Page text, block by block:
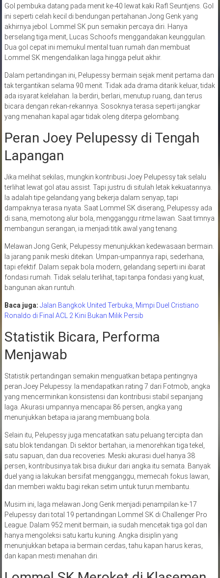
Gol pembuka datang pada menit ke-40 lewat kaki Rafl Seuntjens. Gol
ini seperti celah kecil di bendungan pertahanan Jong Genk yang
akhirnya jebol. Lommel SK pun semakin percaya diri. Hanya
berselang tiga menit, Lucas Schoofs menggandakan keunggulan.
Dua gol cepat ini memukul mental tuan rumah dan membuat
Lommel SK mengendalikan laga hingga peluit akhir.
Dalam pertandingan ini, Pelupessy bermain sejak menit pertama dan
tak tergantikan selama 90 menit. Tidak ada drama ditarik keluar, tidak
ada isyarat kelelahan. Ia berdiri, berlari, menutup ruang, dan terus
bicara dengan rekan-rekannya. Sosoknya terasa seperti jangkar
yang menahan kapal agar tidak oleng diterpa gelombang.
Peran Joey Pelupessy di Tengah
Lapangan
Jika melihat sekilas, mungkin kontribusi Joey Pelupessy tak selalu
terlihat lewat gol atau assist. Tapi justru di situlah letak kekuatannya.
Ia adalah tipe gelandang yang bekerja dalam senyap, tapi
dampaknya terasa nyata. Saat Lommel SK diserang, Pelupessy ada
di sana, memotong alur bola, mengganggu ritme lawan. Saat timnya
membangun serangan, ia menjadi titik awal yang tenang.
Melawan Jong Genk, Pelupessy menunjukkan kedewasaan bermain.
Ia jarang panik meski ditekan. Umpan-umpannya rapi, sederhana,
tapi efektif. Dalam sepak bola modern, gelandang seperti ini ibarat
fondasi rumah. Tidak selalu terlihat, tapi tanpa fondasi yang kuat,
bangunan akan runtuh.
Baca juga: Jalan Bangkok United Terbuka, Mimpi Duel Cristiano
Ronaldo di Final ACL 2 Kini Bukan Milik Persib
Statistik Bicara, Performa
Menjawab
Statistik pertandingan semakin menguatkan betapa pentingnya
peran Joey Pelupessy. Ia mendapatkan rating 7 dari Fotmob, angka
yang mencerminkan konsistensi dan kontribusi stabil sepanjang
laga. Akurasi umpannya mencapai 86 persen, angka yang
menunjukkan betapa ia jarang membuang bola.
Selain itu, Pelupessy juga mencatatkan satu peluang tercipta dan
satu blok tendangan. Di sektor bertahan, ia menorehkan tiga tekel,
satu sapuan, dan dua recoveries. Meski akurasi duel hanya 38
persen, kontribusinya tak bisa diukur dari angka itu semata. Banyak
duel yang ia lakukan bersifat mengganggu, memecah fokus lawan,
dan memberi waktu bagi rekan setim untuk turun membantu.
Musim ini, laga melawan Jong Genk menjadi penampilan ke-17
Pelupessy dari total 19 pertandingan Lommel SK di Challenger Pro
League. Dalam 952 menit bermain, ia sudah mencetak tiga gol dan
hanya mengoleksi satu kartu kuning. Angka disiplin yang
menunjukkan betapa ia bermain cerdas, tahu kapan harus keras,
dan kapan mesti menahan diri.